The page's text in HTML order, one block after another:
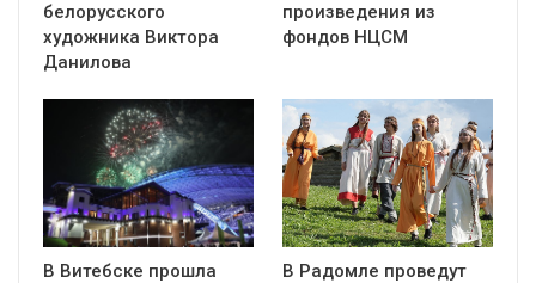
белорусского
художника Виктора
Данилова
произведения из
фондов НЦСМ
В Витебске прошла
В Радомле проведут